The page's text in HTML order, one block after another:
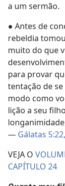
a um sermão.
● Antes de
rebeldia
muito do que
para provar
tentação de
modo como
lição a seu
— Gálatas
VEJA O
CAPÍTULO 24